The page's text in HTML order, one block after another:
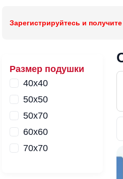
Зарегистрируйтесь и
Размер подушки
40х40
50х50
50х70
60х60
70х70